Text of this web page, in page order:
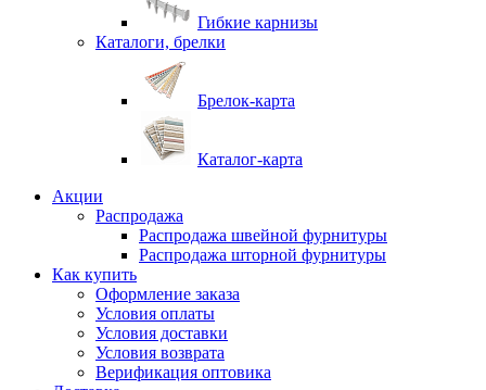
Гибкие карнизы
Каталоги, брелки
Брелок-карта
Каталог-карта
Акции
Распродажа
Распродажа швейной фурнитуры
Распродажа шторной фурнитуры
Как купить
Оформление заказа
Условия оплаты
Условия доставки
Условия возврата
Верификация оптовика